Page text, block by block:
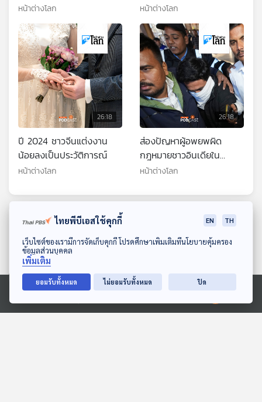
ดาวน์โหลด Thai PBS Podcast Application
Ⓒ 2020 องค์การกระจายเสียงและแพร่ภาพสาธารณะแห่งประเทศไทย
หน้าต่างโลก หน้าต่างโลก
26:18
ปี 2024 ชาวจีนแต่งงาน
น้อยลงเป็นประวัติการณ์
หน้าต่างโลก
26:18
ส่องปัญหาผู้อพยพผิด
กฎหมายชาวอินเดียใน
สหรัฐฯ
หน้าต่างโลก
ตอนที่เกี่ยวข้องไทยพีบีเอสใช้คุกกี้ EN TH
เว็บไซต์ของเรามีการจัดเก็บคุกกี้ โปรดศึกษาเพิ่มเติมที่นโยบายคุ้มครอง
ข้อมูลส่วนบุคคล
เพิ่มเติม
ยอมรับทั้งหมด ไม่ยอมรับทั้งหมด ปิด